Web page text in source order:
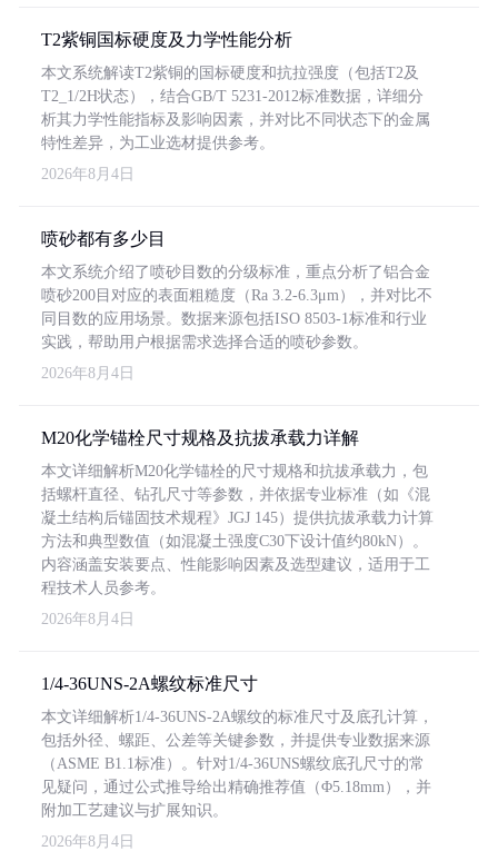
T2紫铜国标硬度及力学性能分析
本文系统解读T2紫铜的国标硬度和抗拉强度（包括T2及
T2_1/2H状态），结合GB/T 5231-2012标准数据，详细分
析其力学性能指标及影响因素，并对比不同状态下的金属
特性差异，为工业选材提供参考。
2026年8月4日
喷砂都有多少目
本文系统介绍了喷砂目数的分级标准，重点分析了铝合金
喷砂200目对应的表面粗糙度（Ra 3.2-6.3μm），并对比不
同目数的应用场景。数据来源包括ISO 8503-1标准和行业
实践，帮助用户根据需求选择合适的喷砂参数。
2026年8月4日
M20化学锚栓尺寸规格及抗拔承载力详解
本文详细解析M20化学锚栓的尺寸规格和抗拔承载力，包
括螺杆直径、钻孔尺寸等参数，并依据专业标准（如《混
凝土结构后锚固技术规程》JGJ 145）提供抗拔承载力计算
方法和典型数值（如混凝土强度C30下设计值约80kN）。
内容涵盖安装要点、性能影响因素及选型建议，适用于工
程技术人员参考。
2026年8月4日
1/4-36UNS-2A螺纹标准尺寸
本文详细解析1/4-36UNS-2A螺纹的标准尺寸及底孔计算，
包括外径、螺距、公差等关键参数，并提供专业数据来源
（ASME B1.1标准）。针对1/4-36UNS螺纹底孔尺寸的常
见疑问，通过公式推导给出精确推荐值（Φ5.18mm），并
附加工艺建议与扩展知识。
2026年8月4日